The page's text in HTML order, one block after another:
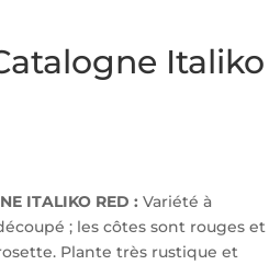
Italiko
ITALIKO RED : Variété à
; les côtes sont rouges et
Plante très rustique et